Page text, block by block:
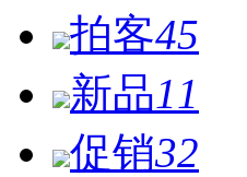
拍客45
新品11
促销32